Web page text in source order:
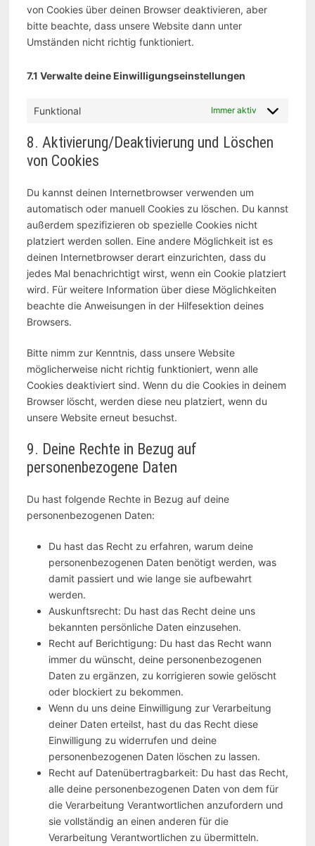
von Cookies über deinen Browser deaktivieren, aber
bitte beachte, dass unsere Website dann unter
Umständen nicht richtig funktioniert.
7.1 Verwalte deine Einwilligungseinstellungen
Funktional Immer aktiv
8. Aktivierung/Deaktivierung und Löschen
von Cookies
Du kannst deinen Internetbrowser verwenden um
automatisch oder manuell Cookies zu löschen. Du kannst
außerdem spezifizieren ob spezielle Cookies nicht
platziert werden sollen. Eine andere Möglichkeit ist es
deinen Internetbrowser derart einzurichten, dass du
jedes Mal benachrichtigt wirst, wenn ein Cookie platziert
wird. Für weitere Information über diese Möglichkeiten
beachte die Anweisungen in der Hilfesektion deines
Browsers.
Bitte nimm zur Kenntnis, dass unsere Website
möglicherweise nicht richtig funktioniert, wenn alle
Cookies deaktiviert sind. Wenn du die Cookies in deinem
Browser löscht, werden diese neu platziert, wenn du
unsere Website erneut besuchst.
9. Deine Rechte in Bezug auf
personenbezogene Daten
Du hast folgende Rechte in Bezug auf deine
personenbezogenen Daten:
Du hast das Recht zu erfahren, warum deine
personenbezogenen Daten benötigt werden, was
damit passiert und wie lange sie aufbewahrt
werden.
Auskunftsrecht: Du hast das Recht deine uns
bekannten persönliche Daten einzusehen.
Recht auf Berichtigung: Du hast das Recht wann
immer du wünscht, deine personenbezogenen
Daten zu ergänzen, zu korrigieren sowie gelöscht
oder blockiert zu bekommen.
Wenn du uns deine Einwilligung zur Verarbeitung
deiner Daten erteilst, hast du das Recht diese
Einwilligung zu widerrufen und deine
personenbezogenen Daten löschen zu lassen.
Recht auf Datenübertragbarkeit: Du hast das Recht,
alle deine personenbezogenen Daten von dem für
die Verarbeitung Verantwortlichen anzufordern und
sie vollständig an einen anderen für die
Verarbeitung Verantwortlichen zu übermitteln.